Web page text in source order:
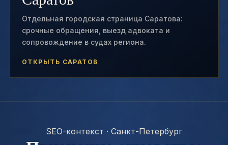
Отдельная городская страница Саратова:
срочные обращения, выезд адвоката и
сопровождение в судах региона.
ОТКРЫТЬ САРАТОВ
SEO-контекст · Санкт-Петербург